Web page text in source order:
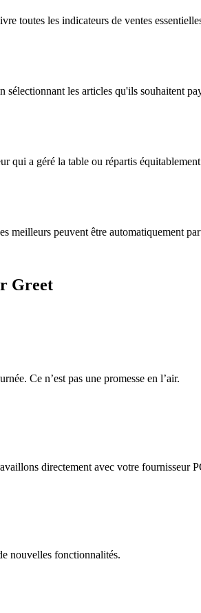
toutes les indicateurs de ventes
les articles qu'ils souhaitent
qui a géré la table ou répartis
meilleurs peuvent être automatiquement
Greet
Ce n’est pas une promesse en l’air.
directement avec votre fournisseur
nouvelles fonctionnalités.